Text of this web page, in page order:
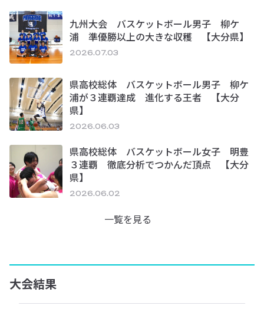
九州大会 バスケットボール男子 柳ケ
浦 準優勝以上の大きな収穫 【大分県】
2026.07.03
県高校総体 バスケットボール男子 柳ケ
浦が３連覇達成 進化する王者 【大分
県】
2026.06.03
県高校総体 バスケットボール女子 明豊
３連覇 徹底分析でつかんだ頂点 【大分
県】
2026.06.02
一覧を見る
大会結果